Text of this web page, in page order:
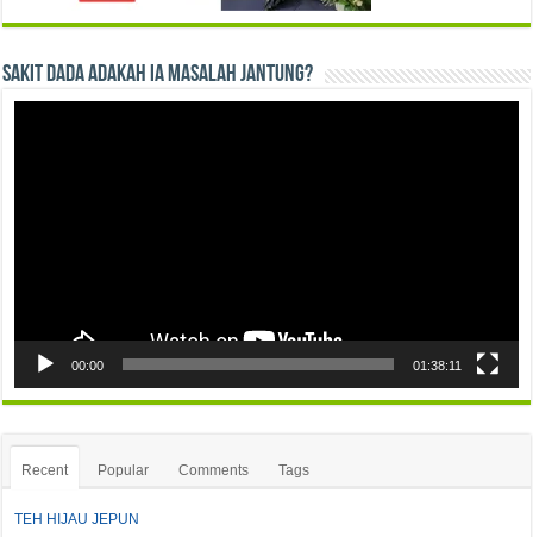
Sakit Dada Adakah Ia Masalah Jantung?
00:00 01:38:11
Recent Popular Comments Tags
TEH HIJAU JEPUN